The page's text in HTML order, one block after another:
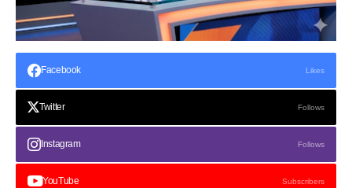
Facebook Likes
Twitter Follows
Instagram Follows
YouTube Subscribers